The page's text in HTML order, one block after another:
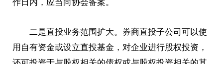
作日内，应当向协会备案。
二是直投业务范围扩大。券商直投子公司可以使
用自有资金或设立直投基金，对企业进行股权投资，